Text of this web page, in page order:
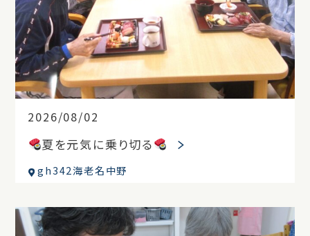
2026/08/02
夏を元気に乗り切る
gh342海老名中野